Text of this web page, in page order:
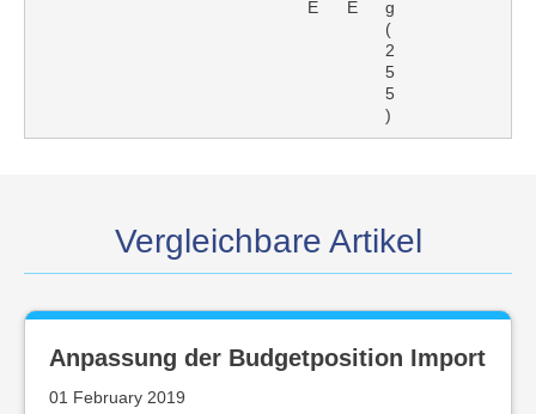
E
E
g
(
2
5
5
)
Vergleichbare Artikel
Anpassung der Budgetposition Import
01 February 2019